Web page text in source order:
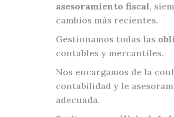
asesoramiento fiscal,
cambios más recientes.
Gestionamos todas las
contables y mercantiles.
Nos encargamos de la
contabilidad y le
adecuada.